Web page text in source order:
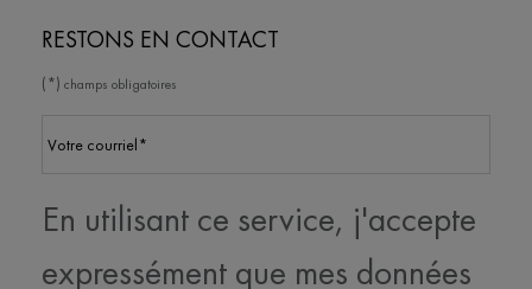
RESTONS EN CONTACT
(*) champs obligatoires
Votre courriel*
En utilisant ce service, j'accepte
expressément que mes données